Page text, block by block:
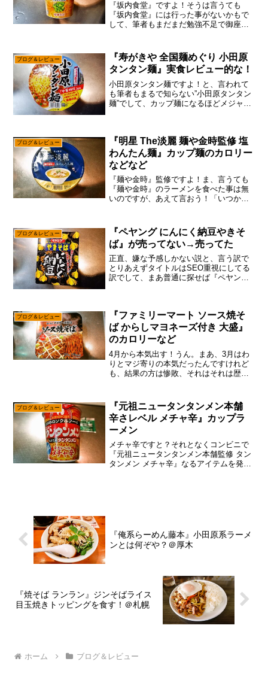
『坂内食堂』ですよ！そうは言うても
『坂内食堂』には行った事がないかもで
して、筆者もまだまだ勉強不足で御座い
ちょいちょい出掛けているので、いつか
『坂内食堂』にも行ってみた...
ブログ＆レビュー
『寿がきや 全国麺めぐり 小田原
タンタン麺』実食レビュー的な！
小田原タンタン麺ですよ！と、言われて
も筆者もまるで知らない”小田原タンタン
麺”でして、カップ麺になるほどメジャー
（ワンタン麺的な）は...
ブログ＆レビュー
『明星 The淡麗 麺や金時監修 塩
わんたん麺』カップ麺のカロリー
などなど
『麺や金時』監修ですよ！ま、言うても
『麺や金時』のラーメンを食べた事は無
いのですが、あえて言おう！「いつか食
けで、実店舗に行く事も有りますからね
～他にも”大つけ麺博”みた...
ブログ＆レビュー
『ペヤング にんにく納豆やきそ
ば』が売ってない→売ってた
正直、嫌な予感しかない説と、言う訳で
とりあえずタイトルはSEO重視にしてる
訳でして、まあ普通に探せば『ペヤング
ぱ売ってないのかな？...
ブログ＆レビュー
『ファミリーマート ソース焼そ
ば からしマヨネーズ付き 大盛』
のカロリーなど
4月から本気出す！うん。まあ、3月はわ
りとマジ寄りの本気だったんですけれど
も、結果の方は惨敗、それはそれは歴史
らは大抵の企業は新年度となるし、大学
とかの学校的にも新年...
ブログ＆レビュー
『元祖ニュータンタンメン本舗
辛さレベル メチャ辛』カップラ
ーメン
メチャ辛ですと？それとなくコンビニで
『元祖ニュータンタンメン本舗監修 タン
タンメン メチャ辛』なるアイテムを発見
『俺系らーめん藤本』小田原系ラーメ
ンとは何ぞや？＠厚木
『焼そば ランラン』ジンそばライス
目玉焼きトッピングを食す！＠札幌
ホーム ブログ＆レビュー